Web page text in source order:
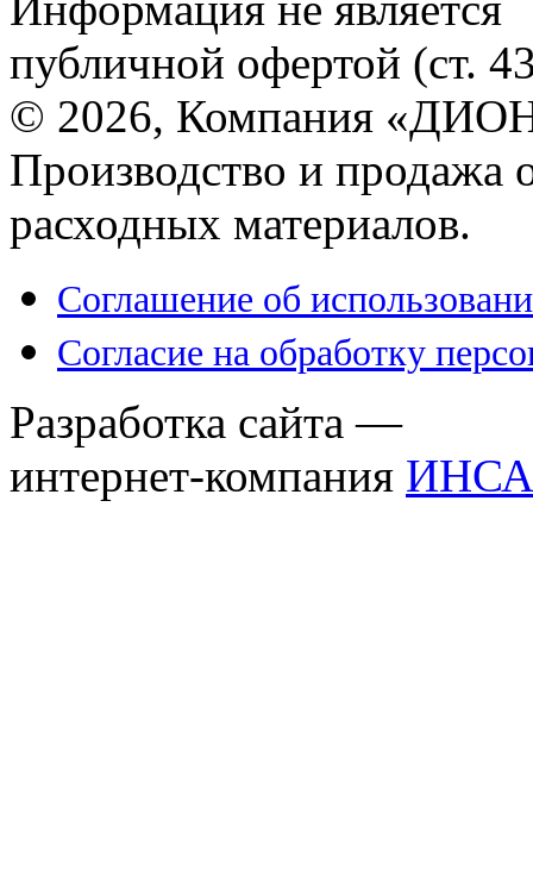
публичной офертой (ст.
© 2026, Компания
Производство и продажа
расходных материалов.
Соглашение об
Согласие на обработку
Разработка сайта —
интернет-компания